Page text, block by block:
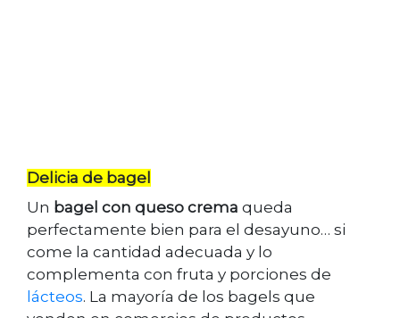
Delicia de bagel
Un bagel con queso crema queda
perfectamente bien para el desayuno… si
come la cantidad adecuada y lo
complementa con fruta y porciones de
lácteos. La mayoría de los bagels que